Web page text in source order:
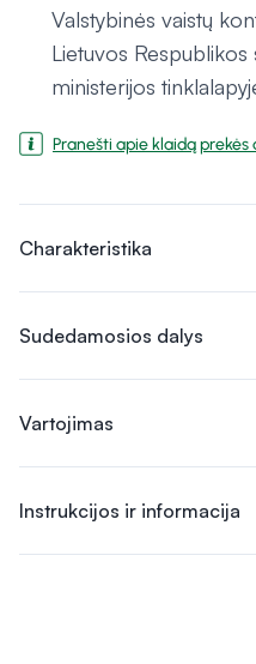
Valstybinės vaistų
Lietuvos
ministerijos
Pranešti apie klaidą prekės
Charakteristika
Sudedamosios dalys
Vartojimas
Instrukcijos ir informacija